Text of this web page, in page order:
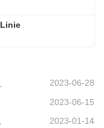
2023-06-28
2023-06-15
aus？ 2023-01-14